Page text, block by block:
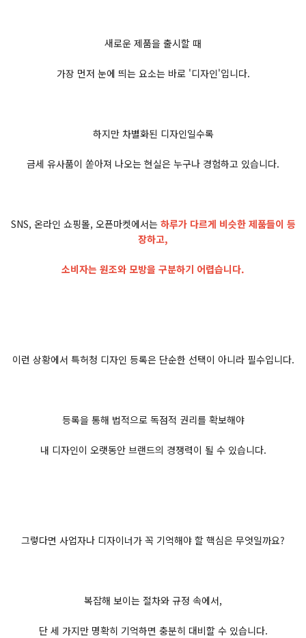
새로운 제품을 출시할 때
가장 먼저 눈에 띄는 요소는 바로 '디자인'입니다.
하지만 차별화된 디자인일수록
금세 유사품이 쏟아져 나오는 현실은 누구나 경험하고 있습니다.
SNS, 온라인 쇼핑몰, 오픈마켓에서는하루가 다르게 비슷한 제품들이 등
장하고,
소비자는 원조와 모방을 구분하기 어렵습니다.
이런 상황에서 특허청 디자인 등록은 단순한 선택이 아니라 필수입니다.
등록을 통해 법적으로 독점적 권리를 확보해야
내 디자인이 오랫동안 브랜드의 경쟁력이 될 수 있습니다.
그렇다면 사업자나 디자이너가 꼭 기억해야 할 핵심은 무엇일까요?
복잡해 보이는 절차와 규정 속에서,
단 세 가지만 명확히 기억하면 충분히 대비할 수 있습니다.